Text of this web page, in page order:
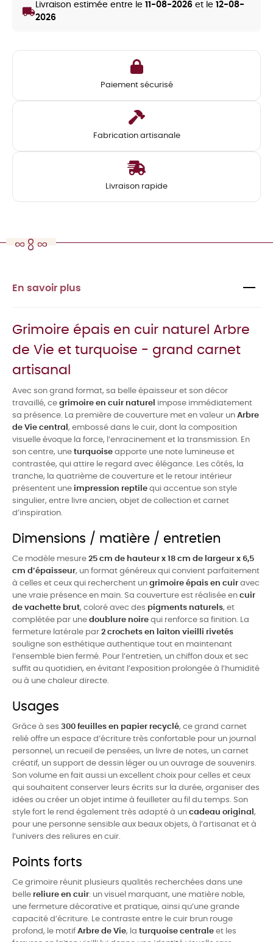
local_shipping Livraison estimée entre le 11-08-2026 et le 12-08-
2026
Paiement sécurisé
Fabrication artisanale
Livraison rapide
En savoir plus
Grimoire épais en cuir naturel Arbre
de Vie et turquoise - grand carnet
artisanal
Avec son grand format, sa belle épaisseur et son décor
travaillé, ce grimoire en cuir naturel
impose immédiatement
sa présence. La première de couverture met en valeur un Arbre
de Vie central , embossé dans le cuir, dont la composition
visuelle évoque la force, l’enracinement et la transmission. En
son centre, une turquoise apporte une note lumineuse et
contrastée, qui attire le regard avec élégance. Les côtés, la
tranche, la quatrième de couverture et le retour intérieur
présentent une impression reptile qui accentue son style
singulier, entre livre ancien, objet de collection et carnet
d’inspiration.
Dimensions / matière / entretien
Ce modèle mesure 25 cm de hauteur x 18 cm de largeur x 6,5
cm d’épaisseur, un format généreux qui convient parfaitement
à celles et ceux qui recherchent un grimoire épais en cuir avec
une vraie présence en main. Sa couverture est réalisée en cuir
de vachette brut, coloré avec des pigments naturels, et
complétée par une doublure noire qui renforce sa finition. La
fermeture latérale par 2 crochets en laiton vieilli rivetés
souligne son esthétique authentique tout en maintenant
l’ensemble bien fermé. Pour l’entretien, un chiffon doux et sec
suffit au quotidien, en évitant l’exposition prolongée à l’humidité
ou à une chaleur directe.
Usages
Grâce à ses 300 feuilles en papier recyclé, ce grand carnet
relié offre un espace d’écriture très confortable pour un journal
personnel, un recueil de pensées, un livre de notes, un carnet
créatif, un support de dessin léger ou un ouvrage de souvenirs.
Son volume en fait aussi un excellent choix pour celles et ceux
qui souhaitent conserver leurs écrits sur la durée, organiser des
idées ou créer un objet intime à feuilleter au fil du temps. Son
style fort le rend également très adapté à un cadeau original ,
pour une personne sensible aux beaux objets, à l’artisanat et à
l’univers des reliures en cuir.
Points forts
Ce grimoire réunit plusieurs qualités recherchées dans une
belle reliure en cuir: un visuel marquant, une matière noble,
une fermeture décorative et pratique, ainsi qu’une grande
capacité d’écriture. Le contraste entre le cuir brun rouge
profond, le motif Arbre de Vie, la turquoise centrale et les